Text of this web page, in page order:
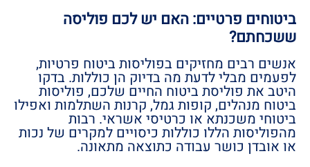
ביטוחים פרטיים: האם יש לכם פוליסה
ששכחתם?
אנשים רבים מחזיקים בפוליסות ביטוח פרטיות,
לפעמים מבלי לדעת מה בדיוק הן כוללות. בדקו
היטב את פוליסת ביטוח החיים שלכם, פוליסות
ביטוח מנהלים, קופות גמל, קרנות השתלמות ואפילו
ביטוחי משכנתא או כרטיסי אשראי. רבות
מהפוליסות הללו כוללות כיסויים למקרים של נכות
או אובדן כושר עבודה כתוצאה מתאונה.